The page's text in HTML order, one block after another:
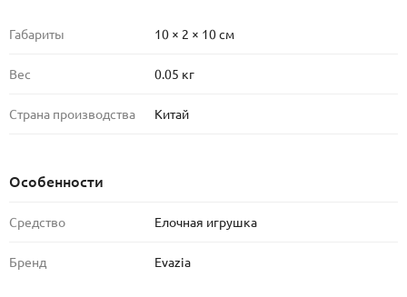
Габариты 10 × 2 × 10 см
Вес 0.05 кг
Страна производства Китай
Особенности
Средство Елочная игрушка
Бренд Evazia